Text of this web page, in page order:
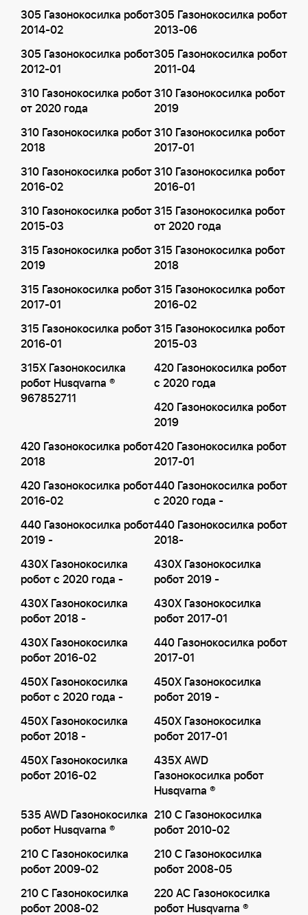
305 Газонокосилка робот
2014-02
305 Газонокосилка робот
2013-06
305 Газонокосилка робот
2012-01
305 Газонокосилка робот
2011-04
310 Газонокосилка робот
от 2020 года
310 Газонокосилка робот
2019
310 Газонокосилка робот
2018
310 Газонокосилка робот
2017-01
310 Газонокосилка робот
2016-02
310 Газонокосилка робот
2016-01
310 Газонокосилка робот
2015-03
315 Газонокосилка робот
от 2020 года
315 Газонокосилка робот
2019
315 Газонокосилка робот
2018
315 Газонокосилка робот
2017-01
315 Газонокосилка робот
2016-02
315 Газонокосилка робот
2016-01
315 Газонокосилка робот
2015-03
315X Газонокосилка
робот Husqvarna ®
967852711
420 Газонокосилка робот
с 2020 года
420 Газонокосилка робот
2019
420 Газонокосилка робот
2018
420 Газонокосилка робот
2017-01
420 Газонокосилка робот
2016-02
440 Газонокосилка робот
с 2020 года -
440 Газонокосилка робот
2019 -
440 Газонокосилка робот
2018-
430X Газонокосилка
робот с 2020 года -
430X Газонокосилка
робот 2019 -
430X Газонокосилка
робот 2018 -
430X Газонокосилка
робот 2017-01
430X Газонокосилка
робот 2016-02
440 Газонокосилка робот
2017-01
450X Газонокосилка
робот с 2020 года -
450X Газонокосилка
робот 2019 -
450X Газонокосилка
робот 2018 -
450X Газонокосилка
робот 2017-01
450X Газонокосилка
робот 2016-02
435X AWD
Газонокосилка робот
Husqvarna ®
535 AWD Газонокосилка
робот Husqvarna ®
210 C Газонокосилка
робот 2010-02
210 C Газонокосилка
робот 2009-02
210 C Газонокосилка
робот 2008-05
210 C Газонокосилка
робот 2008-02
220 AC Газонокосилка
робот Husqvarna ®